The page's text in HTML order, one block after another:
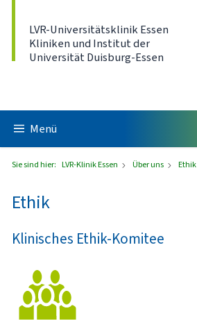
LVR-Universitätsklinik Essen
Kliniken und Institut der
Universität Duisburg-Essen
Menü
Sie sind hier: LVR-Klinik Essen Über uns Ethik
Ethik
Klinisches Ethik-Komitee